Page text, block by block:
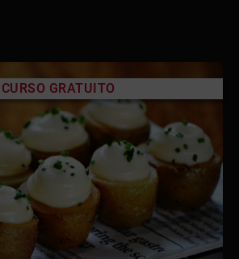
CURSO GRATUITO